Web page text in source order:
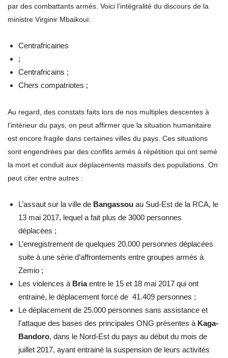
par des combattants armés. Voici l’intégralité du discours de la
ministre Virginir Mbaikoui:
Centrafricaines
;
Centrafricains ;
Chers compatriotes ;
Au regard, des constats faits lors de nos multiples descentes à
l’intérieur du pays, on peut affirmer que la situation humanitaire
est encore fragile dans certaines villes du pays. Ces situations
sont engendrées par des conflits armés à répétition qui ont semé
la mort et conduit aux déplacements massifs des populations. On
peut citer entre autres :
L’assaut sur la ville de Bangassou au Sud-Est de la RCA, le
13 mai 2017, lequel a fait plus de 3000 personnes
déplacées ;
L’enregistrement de quelques 20.000 personnes déplacées
suite à une série d’affrontements entre groupes armés à
Zemio ;
Les violences à Briaentre le 15 et 18 mai 2017 qui ont
entrainé, le déplacement forcé de 41.409 personnes ;
Le déplacement de 25.000 personnes sans assistance et
l’attaque des bases des principales ONG présentes à Kaga-
Bandoro, dans le Nord-Est du pays au début du mois de
juillet 2017, ayant entrainé la suspension de leurs activités